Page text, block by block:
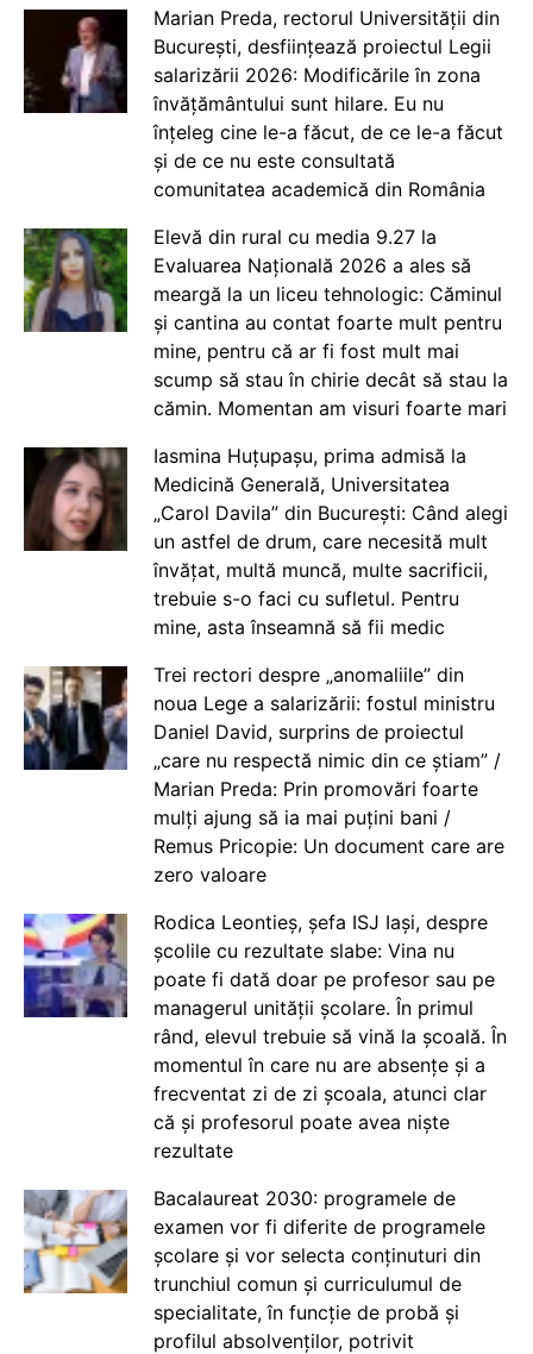
Marian Preda, rectorul Universității din
București, desființează proiectul Legii
salarizării 2026: Modificările în zona
învățământului sunt hilare. Eu nu
înțeleg cine le-a făcut, de ce le-a făcut
și de ce nu este consultată
comunitatea academică din România
Elevă din rural cu media 9.27 la
Evaluarea Națională 2026 a ales să
meargă la un liceu tehnologic: Căminul
și cantina au contat foarte mult pentru
mine, pentru că ar fi fost mult mai
scump să stau în chirie decât să stau la
cămin. Momentan am visuri foarte mari
Iasmina Huțupașu, prima admisă la
Medicină Generală, Universitatea
„Carol Davila” din București: Când alegi
un astfel de drum, care necesită mult
învățat, multă muncă, multe sacrificii,
trebuie s-o faci cu sufletul. Pentru
mine, asta înseamnă să fii medic
Trei rectori despre „anomaliile” din
noua Lege a salarizării: fostul ministru
Daniel David, surprins de proiectul
„care nu respectă nimic din ce știam” /
Marian Preda: Prin promovări foarte
mulți ajung să ia mai puțini bani /
Remus Pricopie: Un document care are
zero valoare
Rodica Leontieș, șefa ISJ Iași, despre
școlile cu rezultate slabe: Vina nu
poate fi dată doar pe profesor sau pe
managerul unității școlare. În primul
rând, elevul trebuie să vină la școală. În
momentul în care nu are absențe și a
frecventat zi de zi școala, atunci clar
că și profesorul poate avea niște
rezultate
Bacalaureat 2030: programele de
examen vor fi diferite de programele
școlare și vor selecta conținuturi din
trunchiul comun și curriculumul de
specialitate, în funcție de probă și
profilul absolvenților, potrivit